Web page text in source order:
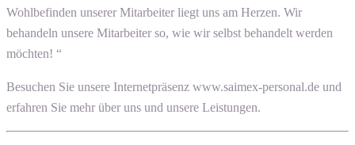
Wohlbefinden unserer Mitarbeiter liegt uns am Herzen. Wir
behandeln unsere Mitarbeiter so, wie wir selbst behandelt werden
möchten! “
Besuchen Sie unsere Internetpräsenz www.saimex-personal.de und
erfahren Sie mehr über uns und unsere Leistungen.